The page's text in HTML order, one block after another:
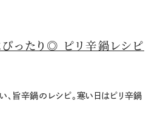
ったり◎ ピリ辛鍋レシピ
、旨辛鍋のレシピ。寒い日はピリ辛鍋